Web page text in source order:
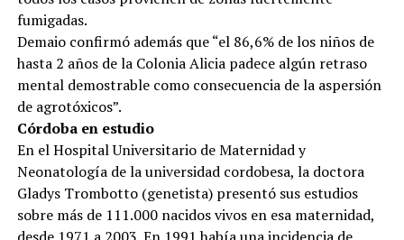
fumigadas.
Demaio confirmó además que “el 86,6% de los niños de
hasta 2 años de la Colonia Alicia padece algún retraso
mental demostrable como consecuencia de la aspersión
de agrotóxicos”.
Córdoba en estudio
En el Hospital Universitario de Maternidad y
Neonatología de la universidad cordobesa, la doctora
Gladys Trombotto (genetista) presentó sus estudios
sobre más de 111.000 nacidos vivos en esa maternidad,